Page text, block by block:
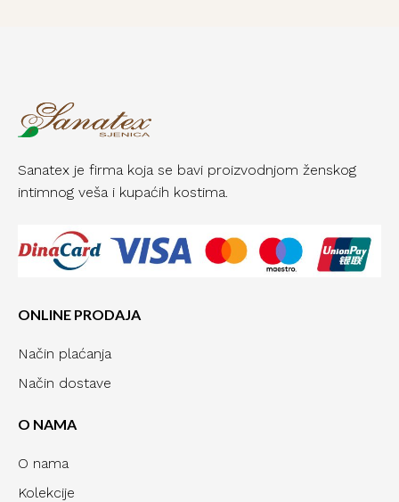
Sanatex je firma koja se bavi proizvodnjom ženskog
intimnog veša i kupaćih kostima.
ONLINE PRODAJA
Način plaćanja
Način dostave
O NAMA
O nama
Kolekcije